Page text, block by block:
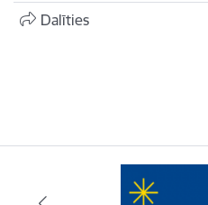
Dalīties